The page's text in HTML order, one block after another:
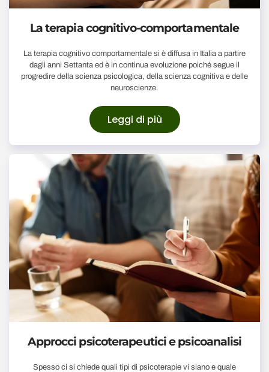
La terapia cognitivo-comportamentale
La terapia cognitivo comportamentale si è diffusa in Italia a partire
dagli anni Settanta ed è in continua evoluzione poiché segue il
progredire della scienza psicologica, della scienza cognitiva e delle
neuroscienze.
Leggi di più
Approcci psicoterapeutici e psicoanalisi
Spesso ci si chiede quali tipi di psicoterapie vi siano e quale